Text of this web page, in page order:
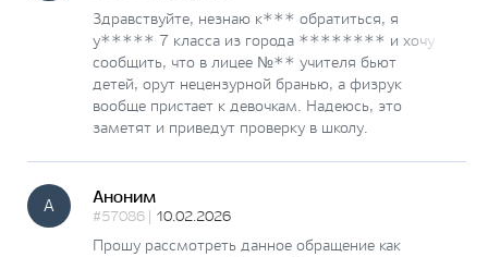
Здравствуйте, незнаю к*** обратиться, я
у***** 7 класса из города ******** и хочу
сообщить, что в лицее №** учителя бьют
детей, орут нецензурной бранью, а физрук
вообще пристает к девочкам. Надеюсь, это
заметят и приведут проверку в школу.
А Аноним
#57086 | 10.02.2026
Прошу рассмотреть данное обращение как